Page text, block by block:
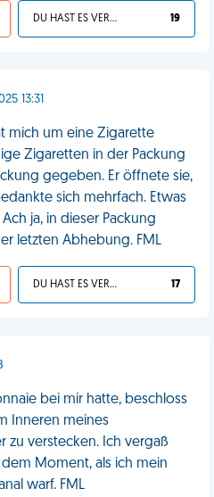
DU HAST ES VERDIENT 19
13:31
mich um eine Zigarette
Zigaretten in der Packung
gegeben. Er öffnete sie,
sich mehrfach. Etwas
ja, in dieser Packung
letzten Abhebung. FML
DU HAST ES VERDIENT 17
bei mir hatte, beschloss
Inneren meines
zu verstecken. Ich vergaß
Moment, als ich mein
warf. FML